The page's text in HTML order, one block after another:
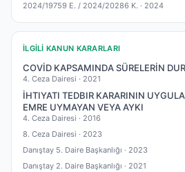
2024/19759 E. / 2024/20286 K. · 2024
İLGILI KANUN KARARLARI
COVİD KAPSAMINDA SÜRELERİN
4. Ceza Dairesi · 2021
İHTIYATI TEDBIR KARARININ
EMRE UYMAYAN VEYA AYKI
4. Ceza Dairesi · 2016
8. Ceza Dairesi · 2023
Danıştay 5. Daire Başkanlığı · 2023
Danıştay 2. Daire Başkanlığı · 2021